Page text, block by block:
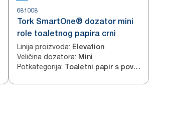
681008
Tork SmartOne® dozator mini
role toaletnog papira crni
Linija proizvoda: Elevation
Veličina dozatora: Mini
Potkategorija: Toaletni papir s povlačenjem u sredini